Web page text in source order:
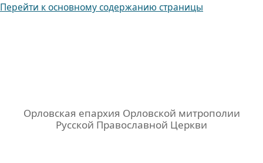
Перейти к основному содержанию страницы
Орловская епархия Орловской митрополии
Русской Православной Церкви